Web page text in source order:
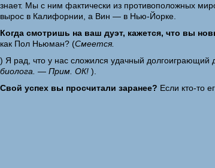
знает. Мы с ним фактически из противоположных
вырос в Калифорнии, а Вин — в Нью-Йорке.
Когда смотришь на ваш дуэт, кажется, что вы
как Пол Ньюман? (Смеется.
) Я рад, что у нас сложился удачный долгоиграющий
биолога. — Прим. ОК! ).
Свой успех вы просчитали заранее? Если кто-то